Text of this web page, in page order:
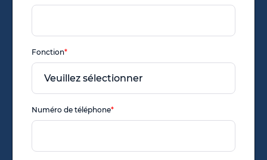
Fonction*
Numéro de téléphone*